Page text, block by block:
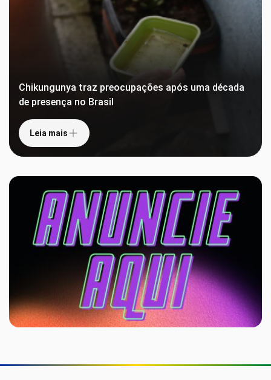
Chikungunya traz preocupações após uma década
de presença no Brasil
Leia mais